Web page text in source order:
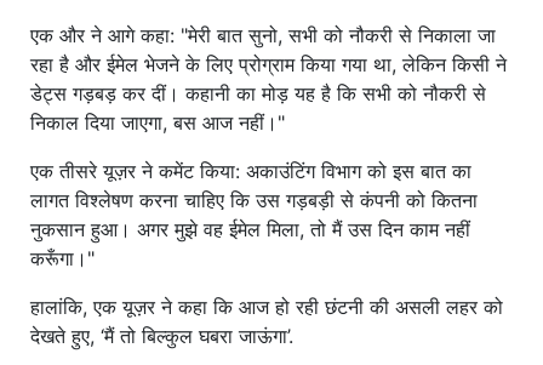
एक और ने आगे कहा: "मेरी बात सुनो, सभी को नौकरी से निकाला जा
रहा है और ईमेल भेजने के लिए प्रोग्राम किया गया था, लेकिन किसी ने
डेट्स गड़बड़ कर दीं। कहानी का मोड़ यह है कि सभी को नौकरी से
निकाल दिया जाएगा, बस आज नहीं।"
एक तीसरे यूज़र ने कमेंट किया: अकाउंटिंग विभाग को इस बात का
लागत विश्लेषण करना चाहिए कि उस गड़बड़ी से कंपनी को कितना
नुकसान हुआ। अगर मुझे वह ईमेल मिला, तो मैं उस दिन काम नहीं
करूँगा।"
हालांकि, एक यूज़र ने कहा कि आज हो रही छंटनी की असली लहर को
देखते हुए, ‘मैं तो बिल्कुल घबरा जाऊंगा’.